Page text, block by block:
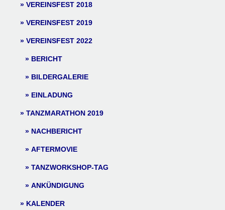
VEREINSFEST 2018
VEREINSFEST 2019
VEREINSFEST 2022
BERICHT
BILDERGALERIE
EINLADUNG
TANZMARATHON 2019
NACHBERICHT
AFTERMOVIE
TANZWORKSHOP-TAG
ANKÜNDIGUNG
KALENDER